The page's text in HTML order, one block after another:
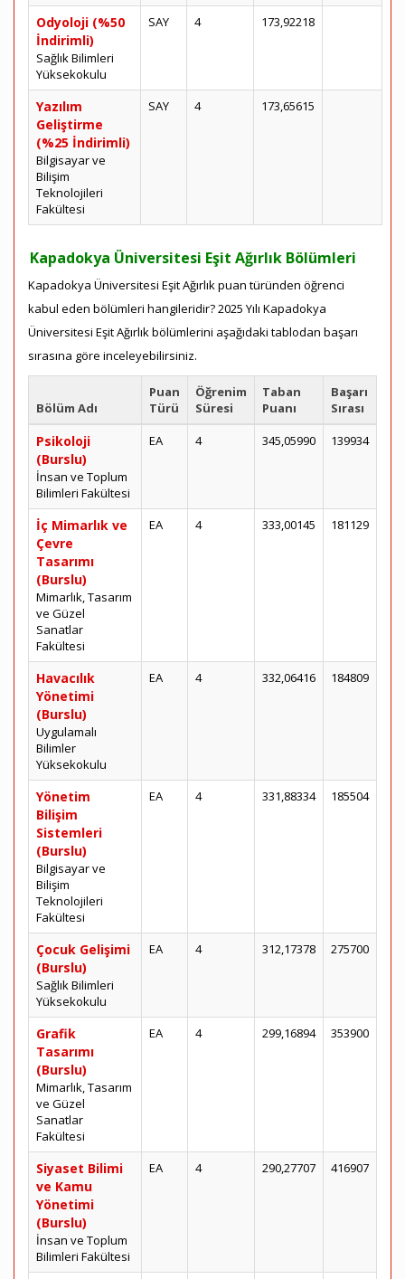
Odyoloji (%50
İndirimli)
Sağlık Bilimleri
Yüksekokulu
SAY 4 173,92218
Yazılım
Geliştirme
(%25 İndirimli)
Bilgisayar ve
Bilişim
Teknolojileri
Fakültesi
SAY 4 173,65615
Kapadokya Üniversitesi Eşit Ağırlık Bölümleri
Kapadokya Üniversitesi Eşit Ağırlık puan türünden öğrenci
kabul eden bölümleri hangileridir? 2025 Yılı Kapadokya
Üniversitesi Eşit Ağırlık bölümlerini aşağıdaki tablodan başarı
sırasına göre inceleyebilirsiniz.
Bölüm Adı
Puan
Türü
Öğrenim
Süresi
Taban
Puanı
Başarı
Sırası
Psikoloji
(Burslu)
İnsan ve Toplum
Bilimleri Fakültesi
EA 4 345,05990 139934
İç Mimarlık ve
Çevre
Tasarımı
(Burslu)
Mimarlık, Tasarım
ve Güzel
Sanatlar
Fakültesi
EA 4 333,00145 181129
Havacılık
Yönetimi
(Burslu)
Uygulamalı
Bilimler
Yüksekokulu
EA 4 332,06416 184809
Yönetim
Bilişim
Sistemleri
(Burslu)
Bilgisayar ve
Bilişim
Teknolojileri
Fakültesi
EA 4 331,88334 185504
Çocuk Gelişimi
(Burslu)
Sağlık Bilimleri
Yüksekokulu
EA 4 312,17378 275700
Grafik
Tasarımı
(Burslu)
Mimarlık, Tasarım
ve Güzel
Sanatlar
Fakültesi
EA 4 299,16894 353900
Siyaset Bilimi
ve Kamu
Yönetimi
(Burslu)
İnsan ve Toplum
Bilimleri Fakültesi
EA 4 290,27707 416907